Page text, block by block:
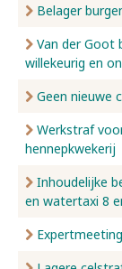
Belager
Van der Goot
willekeurig en
Geen nieuwe
Werkstraf
hennepkwekerij
Inhoudelijke
en watertaxi 8